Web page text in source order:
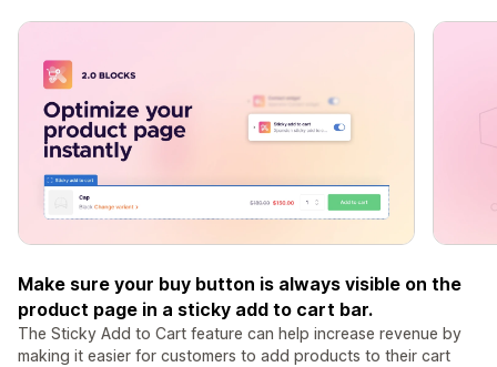
Make sure your buy button is always visible on the
product page in a sticky add to cart bar.
The Sticky Add to Cart feature can help increase revenue by
making it easier for customers to add products to their cart